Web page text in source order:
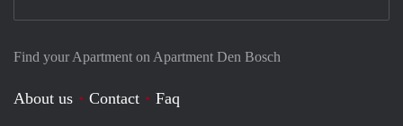
Find your Apartment on Apartment Den Bosch
About us Contact
Faq